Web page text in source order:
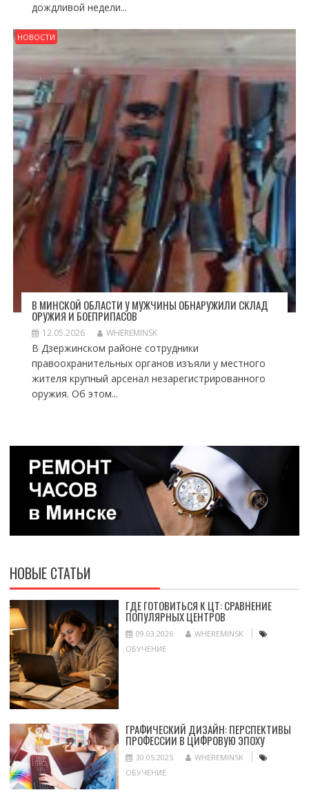
дождливой недели...
НОВОСТИ
В МИНСКОЙ ОБЛАСТИ У МУЖЧИНЫ ОБНАРУЖИЛИ СКЛАД
ОРУЖИЯ И БОЕПРИПАСОВ
12.05.2026 WHEREMINSK
В Дзержинском районе сотрудники
правоохранительных органов изъяли у местного
жителя крупный арсенал незарегистрированного
оружия. Об этом...
НОВЫЕ СТАТЬИ
ГДЕ ГОТОВИТЬСЯ К ЦТ: СРАВНЕНИЕ
ПОПУЛЯРНЫХ ЦЕНТРОВ
09.03.2026
WHEREMINSK
ОБУЧЕНИЕ
ГРАФИЧЕСКИЙ ДИЗАЙН: ПЕРСПЕКТИВЫ
ПРОФЕССИИ В ЦИФРОВУЮ ЭПОХУ
30.05.2025
WHEREMINSK
ОБУЧЕНИЕ